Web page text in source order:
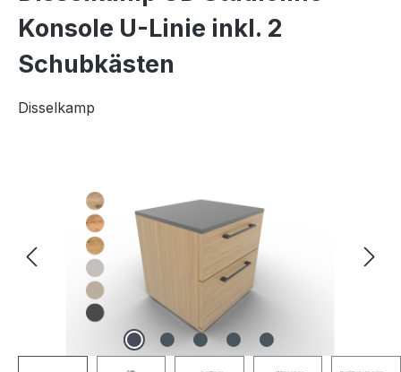
Konsole U-Linie inkl. 2
Schubkästen
Disselkamp